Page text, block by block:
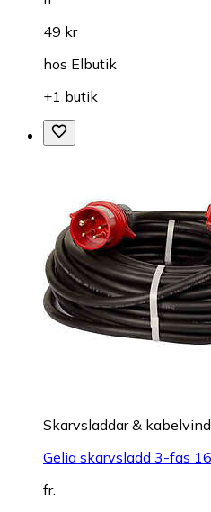
49 kr
hos Elbutik
+1 butik
Skarvsladdar &
Gelia skarvsladd 3-fas
fr.